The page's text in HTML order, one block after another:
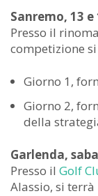
Sanremo, 13
Presso il
competizione
Giorno 1,
Giorno 2,
della
Garlenda,
Presso il Golf
Alassio, si